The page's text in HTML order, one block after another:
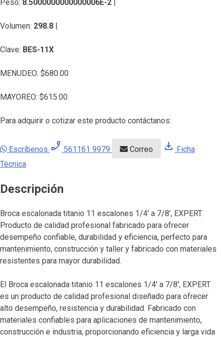
Peso: 8.5000000000000006E-2 |
Volumen: 298.8 |
Clave: BES-11X
MENUDEO: $680.00
MAYOREO: $615.00
Para adquirir o cotizar este producto contáctanos:
Escríbenos phone_enabled 561161 9979 Correo download Ficha
Técnica
Descripción
Broca escalonada titanio 11 escalones 1/4′ a 7/8′, EXPERT.
Producto de calidad profesional fabricado para ofrecer
desempeño confiable, durabilidad y eficiencia, perfecto para
mantenimiento, construcción y taller y fabricado con materiales
resistentes para mayor durabilidad.
El Broca escalonada titanio 11 escalones 1/4′ a 7/8′, EXPERT
es un producto de calidad profesional diseñado para ofrecer
alto desempeño, resistencia y durabilidad. Fabricado con
materiales confiables para aplicaciones de mantenimiento,
construcción e industria, proporcionando eficiencia y larga vida